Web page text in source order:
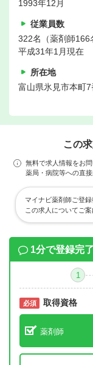
1993年12月
従業員数
322名（薬剤師
平成31年1月現在
所在地
富山県氷見市本町7
この
無料で求人情報をお問
薬局・病院等への直
マイナビ薬剤師ご登
この求人についてご案
1分で登録完了
1
必須 取得資格
薬剤師